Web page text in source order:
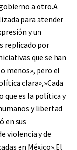
a otro.A
para atender
y un
replicado por
que se han
menos», pero el
clara»,»Cada
que es la política y
y libertad
en sus
violencia y de
en México».El